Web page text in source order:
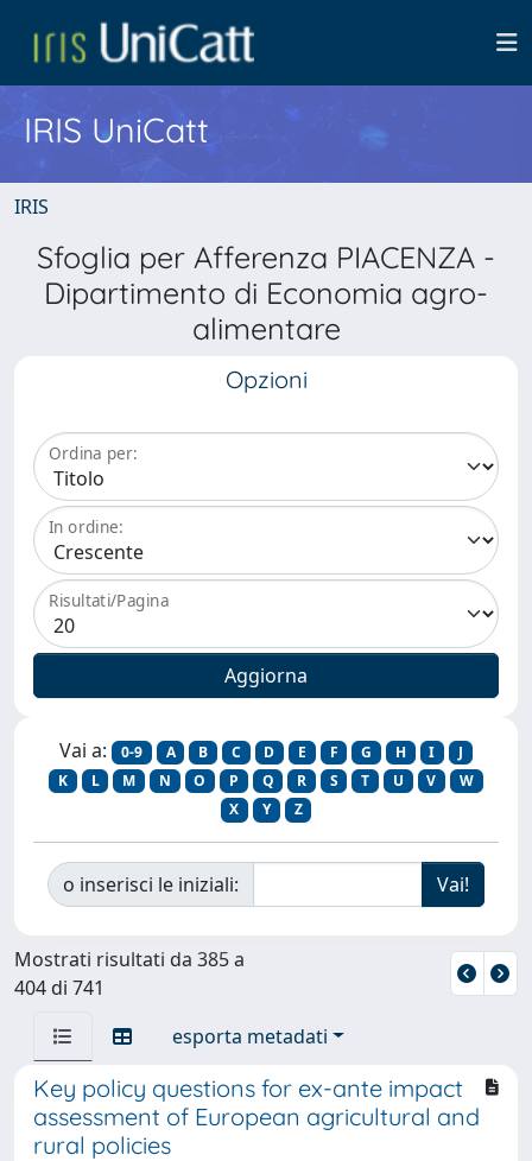
IRIS UniCatt
IRIS
Sfoglia per Afferenza PIACENZA -
Dipartimento di Economia agro-
alimentare
Opzioni
Ordina per:
In ordine:
Risultati/Pagina
Vai a: 0-9 A B C D E F G H I
J
K
L M N O P Q R S T U V
W
X
Y Z
o inserisci le iniziali:
Mostrati risultati da 385 a
404 di 741
esporta metadati
Key policy questions for ex-ante impact
assessment of European agricultural and
rural policies